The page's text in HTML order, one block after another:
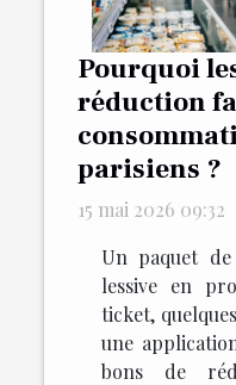
Pourquoi
réduction
parisiens ?
15 mai 2026 09:32
Un paquet
lessive en
ticket,
une
bons de